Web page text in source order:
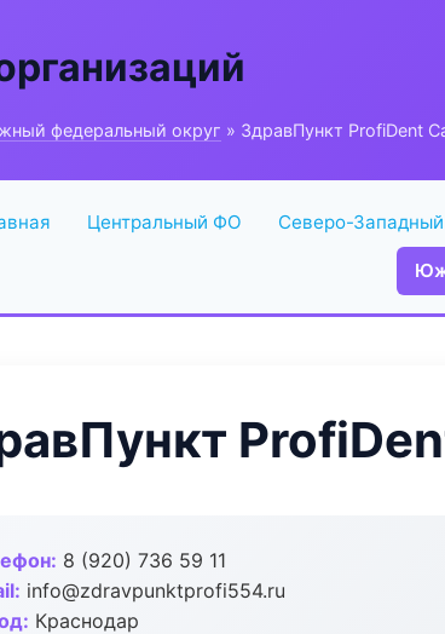
федеральный округ » ЗдравПункт ProfiDent
Центральный ФО Северо-
8 (920) 736 59 11
info@zdravpunktprofi554.ru
Краснодар